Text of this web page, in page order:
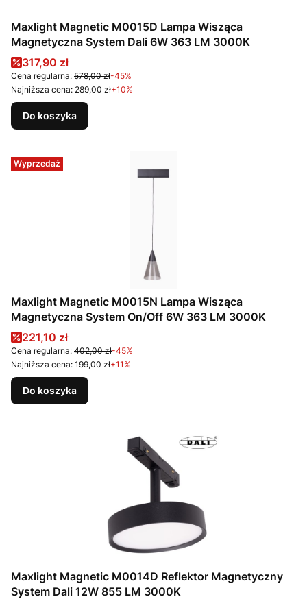
Maxlight Magnetic M0015D Lampa Wisząca
Magnetyczna System Dali 6W 363 LM 3000K
Cena promocyjna
317,90 zł
Cena regularna: 578,00 zł-45%
Najniższa cena: 289,00 zł+10%
Do koszyka
Wyprzedaż
Maxlight Magnetic M0015N Lampa Wisząca
Magnetyczna System On/Off 6W 363 LM 3000K
Cena promocyjna
221,10 zł
Cena regularna: 402,00 zł-45%
Najniższa cena: 199,00 zł+11%
Do koszyka
Maxlight Magnetic M0014D Reflektor Magnetyczny
System Dali 12W 855 LM 3000K